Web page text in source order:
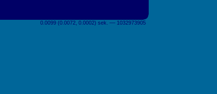
0.0099 (0.0072, 0.0002) sek. –– 1032973905